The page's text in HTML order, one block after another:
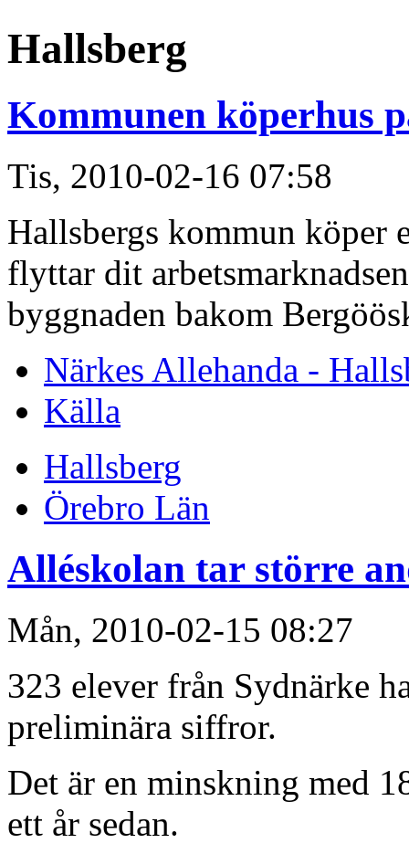
Hallsberg
Kommunen köperhus
Tis, 2010-02-16 07:58
Hallsbergs kommun köper
flyttar dit
byggnaden bakom
Närkes Allehanda -
Källa
Hallsberg
Örebro Län
Alléskolan tar större
Mån, 2010-02-15 08:27
323 elever från Sydnärke
preliminära siffror.
Det är en minskning med
ett år sedan.